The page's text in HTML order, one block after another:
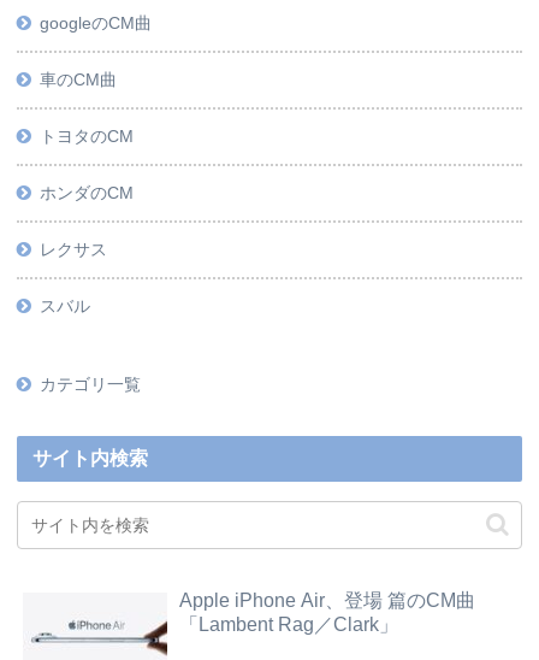
googleのCM曲
車のCM曲
トヨタのCM
ホンダのCM
レクサス
スバル
カテゴリ一覧
サイト内検索
Apple iPhone Air、登場 篇のCM曲
「Lambent Rag／Clark」